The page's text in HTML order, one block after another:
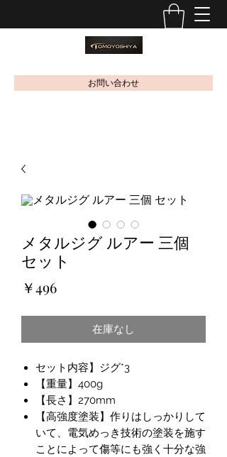
お問い合わせ
メタルジグ ルアー 三個
セット
￥496価
在庫なし
セット内容】ジグ*3
【重量】400g
【長さ】270mm
【高強度塗装】作りはしっかりして
いて、電気めっき技術の塗装を施す
ことによって傷等にも強く十分な強